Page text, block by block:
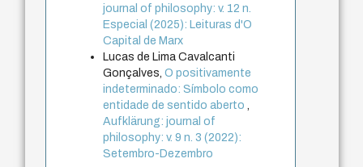
journal of philosophy: v. 12 n.
Especial (2025): Leituras d'O
Capital de Marx
Lucas de Lima Cavalcanti
Gonçalves,O positivamente
indeterminado: Símbolo como
entidade de sentido aberto,
Aufklärung: journal of
philosophy: v. 9 n. 3 (2022):
Setembro-Dezembro